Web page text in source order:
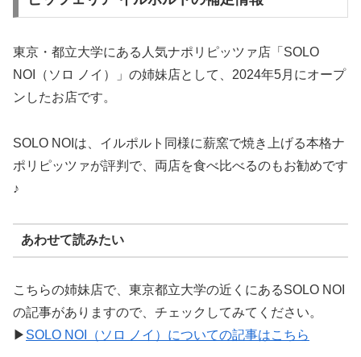
東京・都立大学にある人気ナポリピッツァ店「SOLO
NOI（ソロ ノイ）」の姉妹店として、2024年5月にオープ
ンしたお店です。
SOLO NOIは、イルポルト同様に薪窯で焼き上げる本格ナ
ポリピッツァが評判で、両店を食べ比べるのもお勧めです
♪
あわせて読みたい
こちらの姉妹店で、東京都立大学の近くにあるSOLO NOI
の記事がありますので、チェックしてみてください。
▶ SOLO NOI（ソロ ノイ）についての記事はこちら